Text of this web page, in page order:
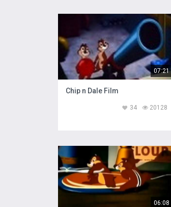
07:21
Chip n Dale Film
20128
34
06:08